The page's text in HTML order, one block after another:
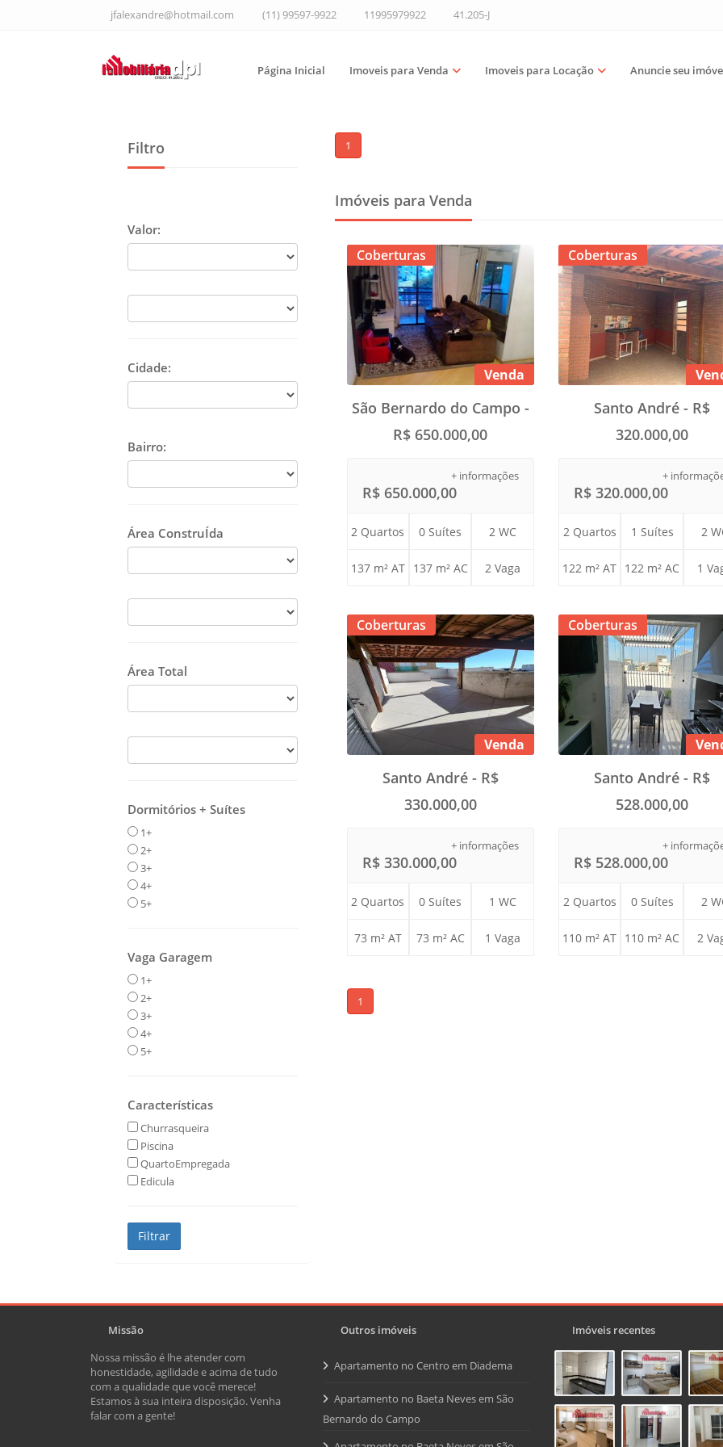
jfalexandre@hotmail.com (11) 99597-9922 11995979922 41.205-J
Página Inicial Imoveis para Venda Imoveis para Locação Anuncie seu
Filtro
Valor:
Cidade:
Bairro:
Área ConstruÍda
Área Total
Dormitórios + Suítes
1+
2+
3+
4+
5+
Vaga Garagem
1+
2+
3+
4+
5+
Características
Churrasqueira
Piscina
QuartoEmpregada
Edicula
1
Imóveis para Venda
Coberturas
Venda
São Bernardo do Campo -
R$ 650.000,00
+ informações
R$ 650.000,00
2 Quartos 0 Suítes 2 WC
137 m² AT 137 m² AC 2 Vaga
Coberturas
Santo André - R$
320.000,00
+
R$ 320.000,00
2 Quartos 1 Suítes 2
122 m² AT 122 m² AC 1
Coberturas
Venda
Santo André - R$
330.000,00
+ informações
R$ 330.000,00
2 Quartos 0 Suítes 1 WC
73 m² AT 73 m² AC 1 Vaga
Coberturas
Santo André - R$
528.000,00
+
R$ 528.000,00
2 Quartos 0 Suítes 2
110 m² AT 110 m² AC 2
1
Missão
Nossa missão é lhe atender com
honestidade, agilidade e acima de tudo
com a qualidade que você merece!
Estamos à sua inteira disposição. Venha
falar com a gente!
Outros imóveis
Apartamento no Centro em Diadema
Apartamento no Baeta Neves em São
Bernardo do Campo
Imóveis recentes